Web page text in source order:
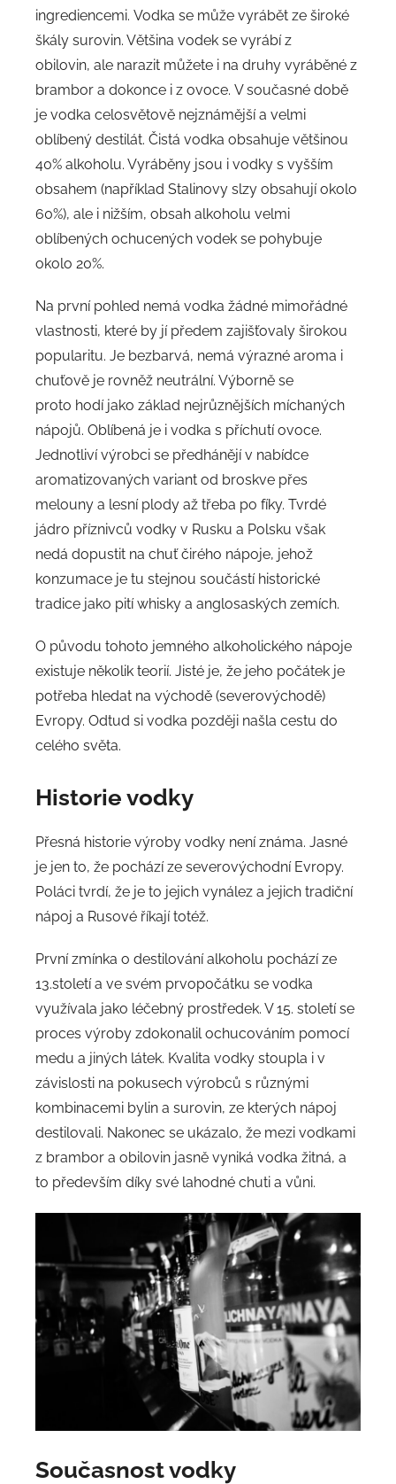
ingrediencemi. Vodka se může vyrábět ze široké
škály surovin. Většina vodek se vyrábí z
obilovin, ale narazit můžete i na druhy vyráběné z
brambor a dokonce i z ovoce. V současné době
je vodka celosvětově nejznámější a velmi
oblíbený destilát. Čistá vodka obsahuje většinou
40% alkoholu. Vyráběny jsou i vodky s vyšším
obsahem (například Stalinovy slzy obsahují okolo
60%), ale i nižším, obsah alkoholu velmi
oblíbených ochucených vodek se pohybuje
okolo 20%.
Na první pohled nemá vodka žádné mimořádné
vlastnosti, které by jí předem zajišťovaly širokou
popularitu. Je bezbarvá, nemá výrazné aroma i
chuťově je rovněž neutrální. Výborně se
proto hodí jako základ nejrůznějších míchaných
nápojů. Oblíbená je i vodka s příchutí ovoce.
Jednotliví výrobci se předhánějí v nabídce
aromatizovaných variant od broskve přes
melouny a lesní plody až třeba po fíky. Tvrdé
jádro příznivců vodky v Rusku a Polsku však
nedá dopustit na chuť čirého nápoje, jehož
konzumace je tu stejnou součástí historické
tradice jako pití whisky a anglosaských zemích.
O původu tohoto jemného alkoholického nápoje
existuje několik teorií. Jisté je, že jeho počátek je
potřeba hledat na východě (severovýchodě)
Evropy. Odtud si vodka později našla cestu do
celého světa.
Historie vodky
Přesná historie výroby vodky není známa. Jasné
je jen to, že pochází ze severovýchodní Evropy.
Poláci tvrdí, že je to jejich vynález a jejich tradiční
nápoj a Rusové říkají totéž.
První zmínka o destilování alkoholu pochází ze
13.století a ve svém prvopočátku se vodka
využívala jako léčebný prostředek. V 15. století se
proces výroby zdokonalil ochucováním pomocí
medu a jiných látek. Kvalita vodky stoupla i v
závislosti na pokusech výrobců s různými
kombinacemi bylin a surovin, ze kterých nápoj
destilovali. Nakonec se ukázalo, že mezi vodkami
z brambor a obilovin jasně vyniká vodka žitná, a
to především díky své lahodné chuti a vůni.
Současnost vodky